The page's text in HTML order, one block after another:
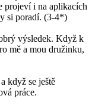
projeví i na aplikacích
si poradí. (3-4*)
výsledek. Když k
mě a mou družinku,
když se ještě
práce.